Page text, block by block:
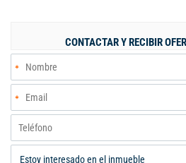
al 318 3349388 Código interno:
CONTACTAR Y RECIBIR